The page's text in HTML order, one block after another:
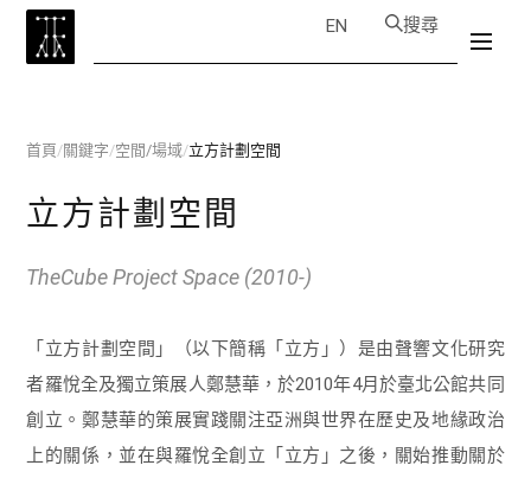
EN 搜尋
首頁/關鍵字/空間/場域/立方計劃空間
立方計劃空間
TheCube Project Space (2010-)
「立方計劃空間」（以下簡稱「立方」）是由聲響文化研究
者羅悅全及獨立策展人鄭慧華，於2010年4月於臺北公館共同
創立。鄭慧華的策展實踐關注亞洲與世界在歷史及地緣政治
上的關係，並在與羅悅全創立「立方」之後，關始推動關於